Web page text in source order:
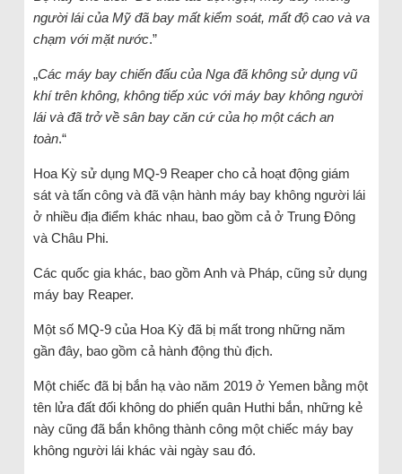
người lái của Mỹ đã bay mất kiểm soát, mất độ cao và va
chạm với mặt nước.”
„Các máy bay chiến đấu của Nga đã không sử dụng vũ
khí trên không, không tiếp xúc với máy bay không người
lái và đã trở về sân bay căn cứ của họ một cách an
toàn.“
Hoa Kỳ sử dụng MQ-9 Reaper cho cả hoạt động giám
sát và tấn công và đã vận hành máy bay không người lái
ở nhiều địa điểm khác nhau, bao gồm cả ở Trung Đông
và Châu Phi.
Các quốc gia khác, bao gồm Anh và Pháp, cũng sử dụng
máy bay Reaper.
Một số MQ-9 của Hoa Kỳ đã bị mất trong những năm
gần đây, bao gồm cả hành động thù địch.
Một chiếc đã bị bắn hạ vào năm 2019 ở Yemen bằng một
tên lửa đất đối không do phiến quân Huthi bắn, những kẻ
này cũng đã bắn không thành công một chiếc máy bay
không người lái khác vài ngày sau đó.